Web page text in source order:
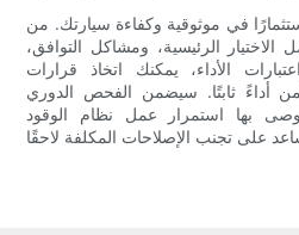
في موثوقية وكفاءة سيارتك. من
الاختيار الرئيسية، ومشاكل التوافق،
الأداء، يمكنك اتخاذ قرارات
ثابتًا. سيضمن الفحص الدوري
بها استمرار عمل نظام الوقود